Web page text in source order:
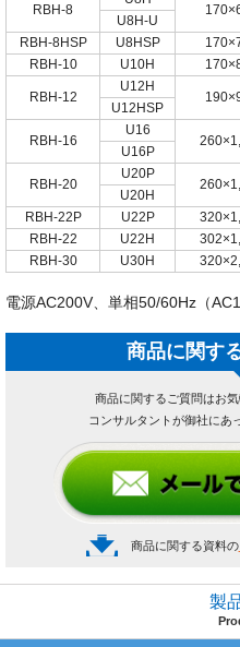
製
RBH-8
U8H-U
RBH-8HSP
U8HSP
RBH-10
U10H
RBH-12
U12H
U12HSP
RBH-16
U16
U16P
RBH-20
U20P
U20H
RBH-22P
U22P
RBH-22
U22H
RBH-30
U30H
電源AC200V、単相50/60Hz（
商品に関す
商品に関するご質問はお
コンサルタントが御社にあ
商品に関する資料の